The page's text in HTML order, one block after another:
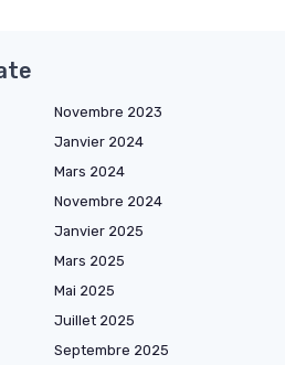
Novembre 2023
Janvier 2024
Mars 2024
Novembre 2024
Janvier 2025
Mars 2025
Mai 2025
Juillet 2025
Septembre 2025